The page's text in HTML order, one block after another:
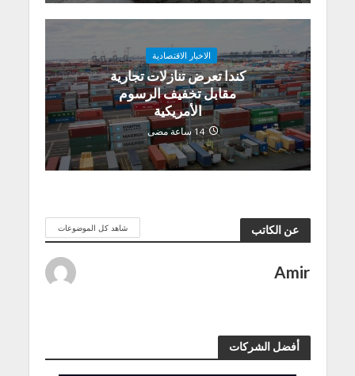
الاخبار الاقتصادية
كندا تعرض تنازلات تجارية
مقابل تخفيف الرسوم
الأمريكية
14 ساعة مضى
عن الكاتب شاهد كل الموضوعات
Amir
أفضل الشركات